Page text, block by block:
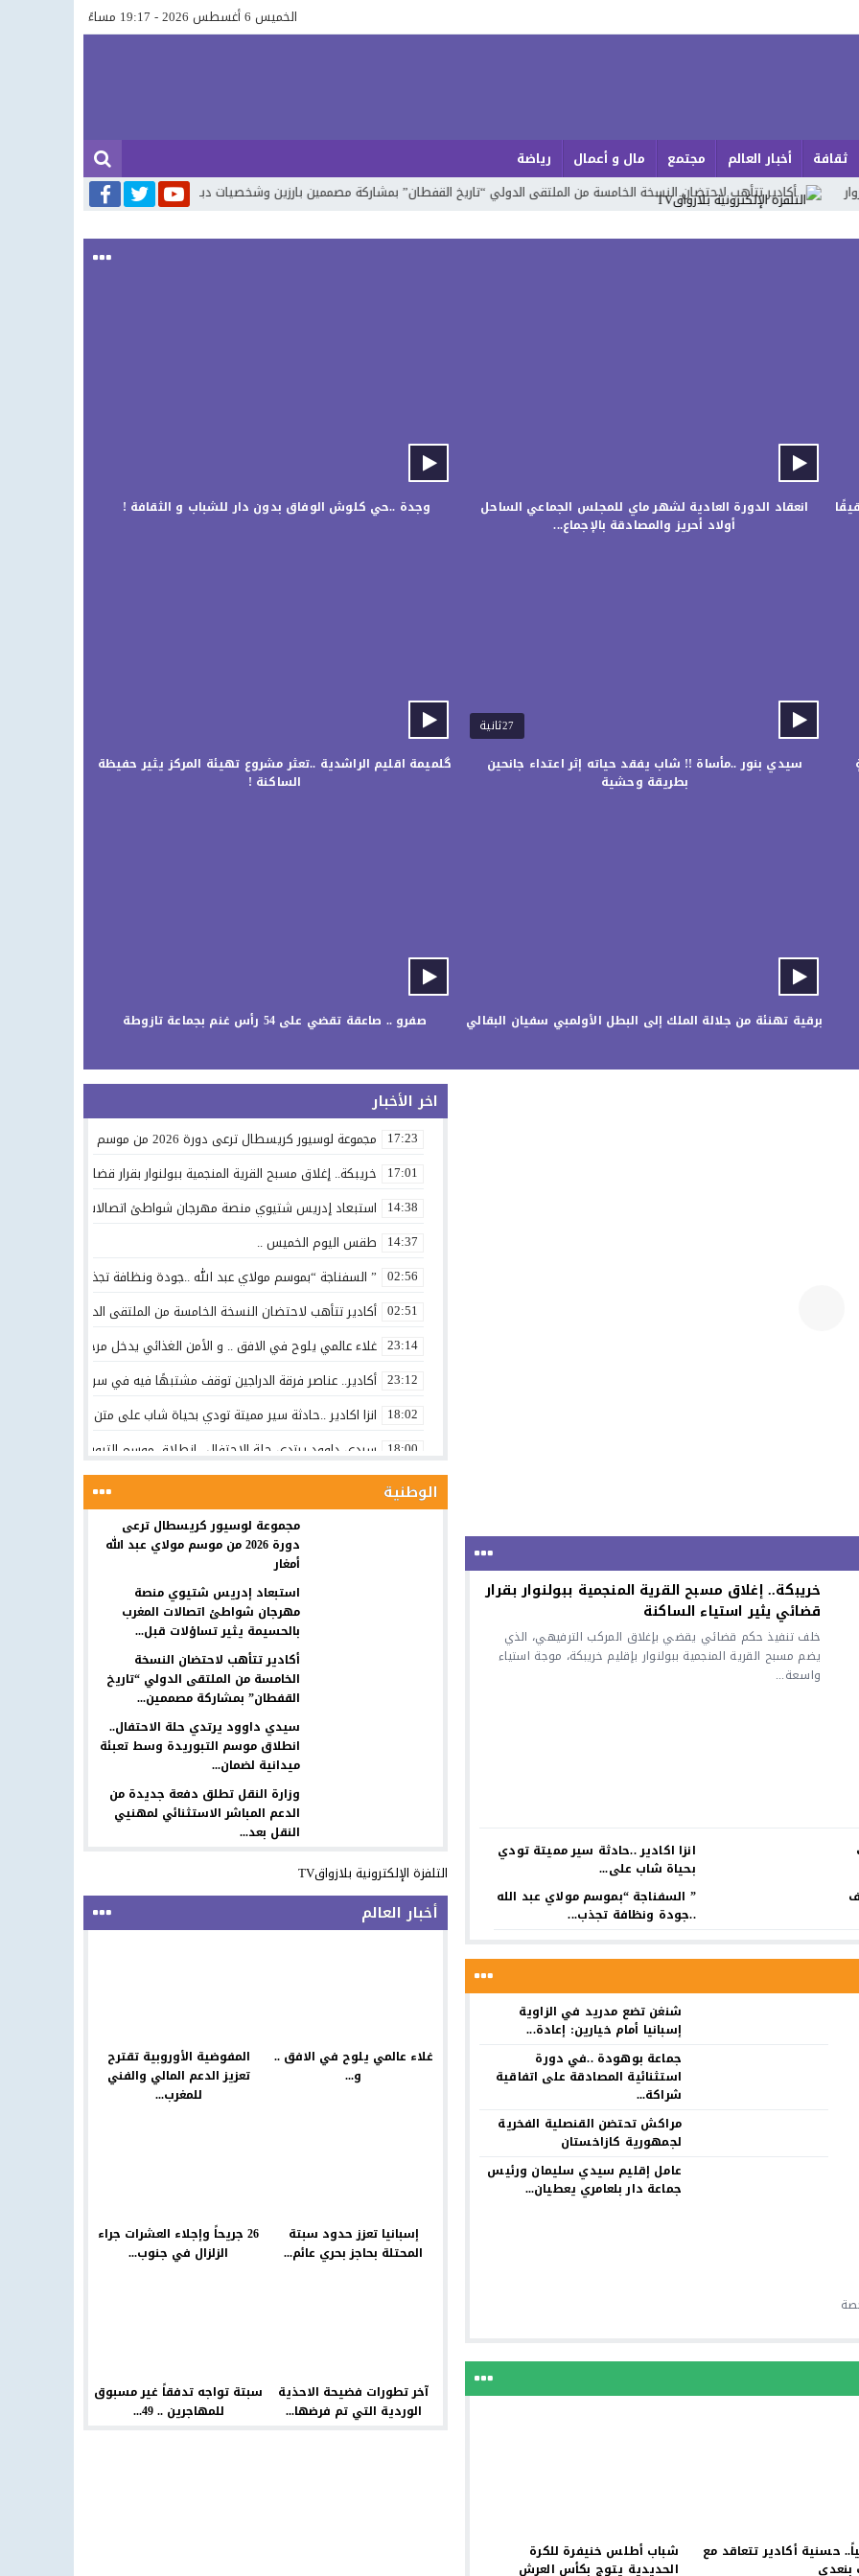
الخميس 6 أغسطس 2026 - 19:17 مساءً
ثقافة أخبار العالم مجتمع مال و أعمال
رياضة
تتأهب لاحتضان النسخة الخامسة من الملتقى الدولي “تاريخ القفطان” بمشاركة مصممين بارزين وشخصيات دبلوماسية رفيعة غلاء عالمي يلوح في الافق
انعقاد الدورة العادية لشهر ماي للمجلس الجماعي الساحل
أولاد أحريز والمصادقة بالإجماع...
وجدة ..حي كلوش الوفاق بدون دار للشباب و الثقافة ! ‎
27ثانية
سيدي بنور ..مأساة !! شاب يفقد حياته إثر اعتداء جانحين
بطريقة وحشية
گلميمة اقليم الراشدية ..تعثر مشروع تهيئة المركز يثير حفيظة
الساكنة !
برقية تهنئة من جلالة الملك إلى البطل الأولمبي سفيان البقالي صفرو .. صاعقة تقضي على 54 رأس غنم بجماعة تازوطة
خريبكة.. إغلاق مسبح القرية المنجمية ببولنوار بقرار
قضائي يثير استياء الساكنة
خلف تنفيذ حكم قضائي يقضي بإغلاق المركب الترفيهي، الذي
يضم مسبح القرية المنجمية ببولنوار بإقليم خريبكة، موجة استياء
واسعة...
” السفناجة “بموسم مولاي عبد الله
..جودة ونظافة تجذب...
انزا اكادير ..حادثة سير مميتة تودي
بحياة شاب على...
شنغن تضع مدريد في الزاوية
إسبانيا أمام خيارين: إعادة...
جماعة بوهودة ..في دورة
استثنائية المصادقة على اتفاقية
شراكة...
مراكش تحتضن القنصلية الفخرية
لجمهورية كازاخستان
عامل إقليم سيدي سليمان ورئيس
جماعة دار بلعامري يعطيان...
حسنية أكادير تتعاقد مع
بنعدي
شباب أطلس خنيفرة للكرة
الحديدية يتوج بكأس العرش
اخر الأخبار
17:23 مجموعة لوسيور كريسطال ترعى دورة 2026 من موسم مولاي عبد الله أمغار
17:01 خريبكة.. إغلاق مسبح القرية المنجمية ببولنوار بقرار قضائي يثير استياء
14:38 استبعاد إدريس شتيوي منصة مهرجان شواطئ اتصالات المغرب بالحسيمة
14:37 طقس اليوم الخميس ..
02:56 ” السفناجة “بموسم مولاي عبد الله ..جودة ونظافة تجذب الزوار
02:51 أكادير تتأهب لاحتضان النسخة الخامسة من الملتقى الدولي “تاريخ
23:14 غلاء عالمي يلوح في الافق .. و الأمن الغذائي يدخل مرحلة الإنذار
23:12 أكادير.. عناصر فرقة الدراجين توقف مشتبهًا فيه في سرقة هاتف تحت
18:02 انزا اكادير ..حادثة سير مميتة تودي بحياة شاب على متن دراجة نارية
18:00 سيدي داوود يرتدي حلة الاحتفال.. انطلاق موسم التبوريدة وسط تعبئة
15:07 وزارة النقل تطلق دفعة جديدة من الدعم المباشر الاستثنائي لمهنيي
انقلاب سيارة محملة بصناديق السلع قرب قنطرة إسلي بالحسيمة
ورزازات .. إنقاذ شاب من مضاعفات لدغة أفعى بعد تدخل طبي سريع
طقس اليوم الأربعاء.. استمرار الأجواء الحارة ومع هبات رياح قوية ببعض
إقبال كبير على خيمة المهاجر بالفقيه بن صالح ضمن فعاليات النسخة
الوطنية
مجموعة لوسيور كريسطال ترعى
دورة 2026 من موسم مولاي عبد الله
أمغار
استبعاد إدريس شتيوي منصة
مهرجان شواطئ اتصالات المغرب
بالحسيمة يثير تساؤلات قبل...
أكادير تتأهب لاحتضان النسخة
الخامسة من الملتقى الدولي “تاريخ
القفطان” بمشاركة مصممين...
سيدي داوود يرتدي حلة الاحتفال..
انطلاق موسم التبوريدة وسط تعبئة
ميدانية لضمان...
وزارة النقل تطلق دفعة جديدة من
الدعم المباشر الاستثنائي لمهنيي
النقل بعد...
التلفزة الإلكترونية بلازواقTV
أخبار العالم
غلاء عالمي يلوح في الافق ..
و...
المفوضية الأوروبية تقترح
تعزيز الدعم المالي والفني
للمغرب...
إسبانيا تعزز حدود سبتة
المحتلة بحاجز بحري عائم...
26 جريحاً وإجلاء العشرات جراء
الزلزال في جنوب...
آخر تطورات فضيحة الاحذية
الوردية التي تم فرضها...
سبتة تواجه تدفقاً غير مسبوق
للمهاجرين .. 49...